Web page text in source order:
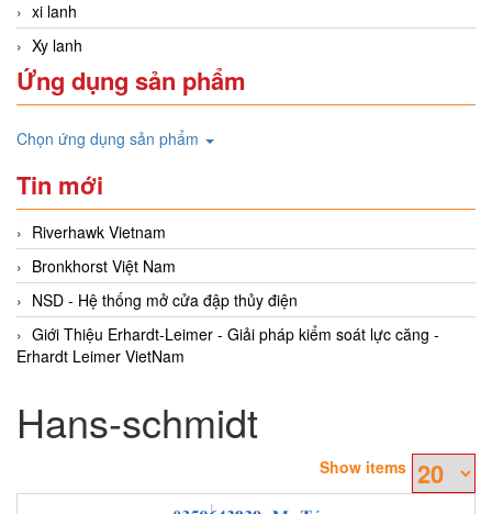
xi lanh
Xy lanh
Ứng dụng sản phẩm
Chọn ứng dụng sản phẩm
Tin mới
Riverhawk Vietnam
Bronkhorst Việt Nam
NSD - Hệ thống mở cửa đập thủy điện
Giới Thiệu Erhardt-Leimer - Giải pháp kiểm soát lực căng -
Erhardt Leimer VietNam
Hans-schmidt
Show items